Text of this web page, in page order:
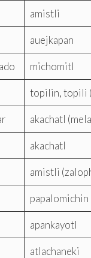
amistli
auejkapan
michomitl
topilin, topili
akachatl
akachatl
amistli
papalomichin
apankayotl
atlachaneki